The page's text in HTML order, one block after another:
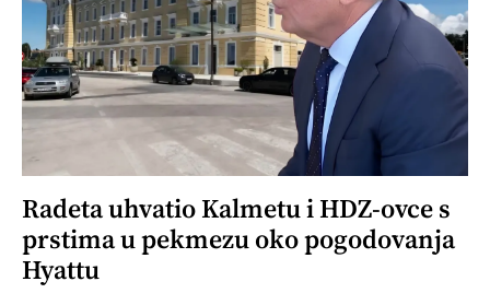
Radeta uhvatio Kalmetu i HDZ-ovce s
prstima u pekmezu oko pogodovanja
Hyattu